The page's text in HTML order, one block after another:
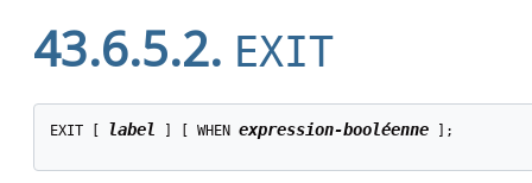
43.6.5.2. EXIT
EXIT [ label WHEN expression-booléenne ];